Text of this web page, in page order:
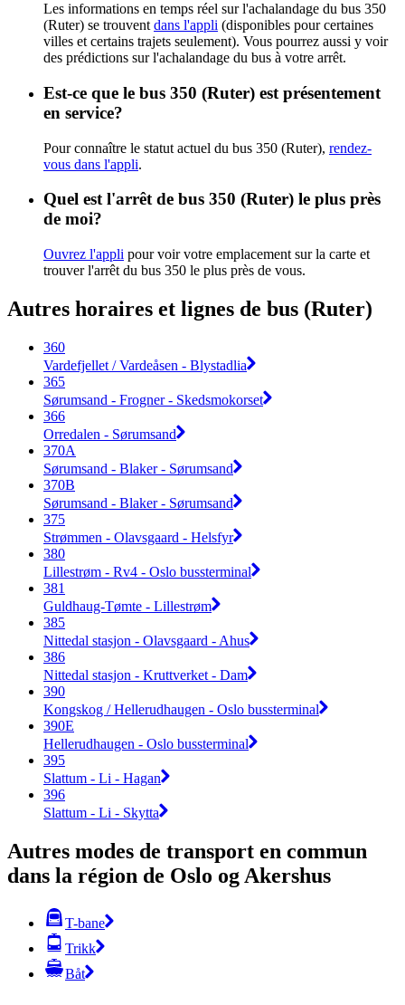
Les informations en temps réel sur l'achalandage du bus 350
(Ruter) se trouvent dans l'appli (disponibles pour certaines
villes et certains trajets seulement). Vous pourrez aussi y voir
des prédictions sur l'achalandage du bus à votre arrêt.
Est-ce que le bus 350 (Ruter) est présentement
en service?
Pour connaître le statut actuel du bus 350 (Ruter), rendez-
vous dans l'appli.
Quel est l'arrêt de bus 350 (Ruter) le plus près
de moi?
Ouvrez l'appli pour voir votre emplacement sur la carte et
trouver l'arrêt du bus 350 le plus près de vous.
Autres horaires et lignes de bus (Ruter)
360
Vardefjellet / Vardeåsen - Blystadlia
365
Sørumsand - Frogner - Skedsmokorset
366
Orredalen - Sørumsand
370A
Sørumsand - Blaker - Sørumsand
370B
Sørumsand - Blaker - Sørumsand
375
Strømmen - Olavsgaard - Helsfyr
380
Lillestrøm - Rv4 - Oslo bussterminal
381
Guldhaug-Tømte - Lillestrøm
385
Nittedal stasjon - Olavsgaard - Ahus
386
Nittedal stasjon - Kruttverket - Dam
390
Kongskog / Hellerudhaugen - Oslo bussterminal
390E
Hellerudhaugen - Oslo bussterminal
395
Slattum - Li - Hagan
396
Slattum - Li - Skytta
Autres modes de transport en commun
dans la région de Oslo og Akershus
T-bane
Trikk
Båt